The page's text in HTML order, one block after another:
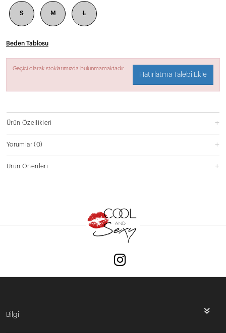
S M L
Beden Tablosu
Geçici olarak stoklarımızda bulunmamaktadır.
Hatırlatma Talebi Ekle
Ürün Özellikleri
Yorumlar(0)
Ürün Önerileri
Bilgi